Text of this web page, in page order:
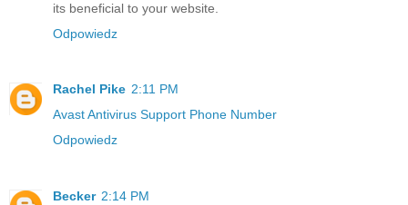
its beneficial to your website.
Odpowiedz
Rachel Pike 2:11 PM
Avast Antivirus Support Phone Number
Odpowiedz
Becker 2:14 PM